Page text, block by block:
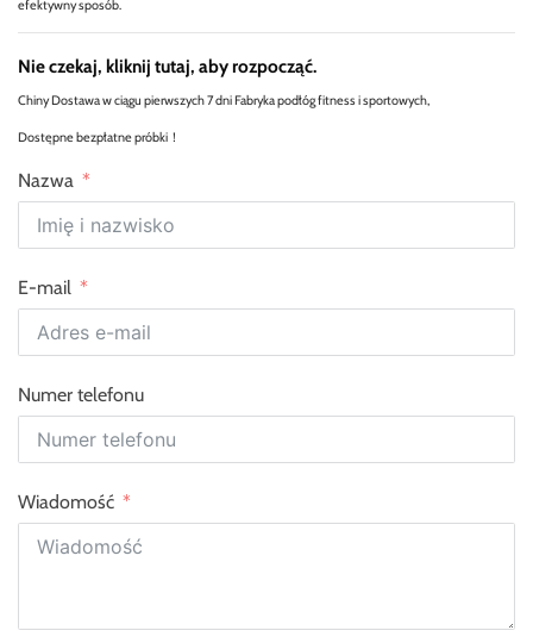
efektywny sposób.
Nie czekaj, kliknij tutaj, aby rozpocząć.
Chiny Dostawa w ciągu pierwszych 7 dni Fabryka podłóg fitness i sportowych,
Dostępne bezpłatne próbki！
Nazwa
E-mail
Numer telefonu
Wiadomość